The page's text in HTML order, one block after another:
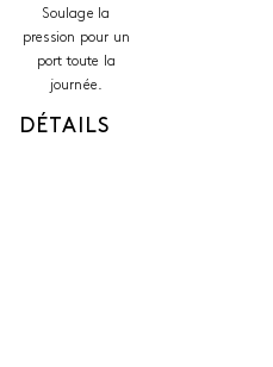
Soulage la
pression pour un
port toute la
journée.
DÉTAILS